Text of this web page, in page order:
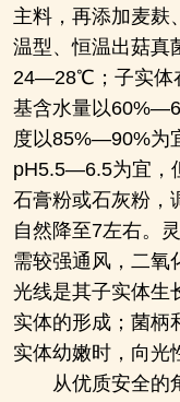
主料，再添加麦麸
温型、恒温出菇
24―28℃；子实体
基含水量以
度以85%―90%为
pH5.5―6.5为宜，
石膏粉或石灰粉
自然降至7左右。
需较强通风，二氧
光线是其子实体生
实体的形成；菌柄
实体幼嫩时，向光
从优质安全的